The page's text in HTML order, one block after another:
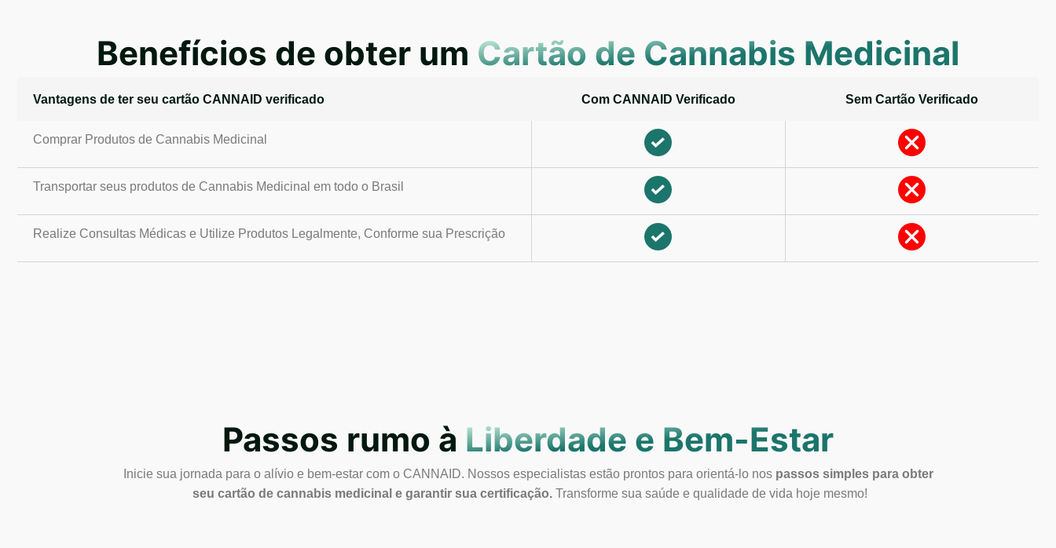
Benefícios de obter um Cartão de Cannabis Medicinal
Vantagens de ter seu cartão CANNAID verificado Com CANNAID Verificado Sem Cartão Verificado
Comprar Produtos de Cannabis Medicinal
Transportar seus produtos de Cannabis Medicinal em todo o Brasil
Realize Consultas Médicas e Utilize Produtos Legalmente, Conforme sua Prescrição
Passos rumo à Liberdade e Bem-Estar
Inicie sua jornada para o alívio e bem-estar com o CANNAID. Nossos especialistas estão prontos para orientá-lo nos passos simples para obter
seu cartão de cannabis medicinal e garantir sua certificação.Transforme sua saúde e qualidade de vida hoje mesmo!